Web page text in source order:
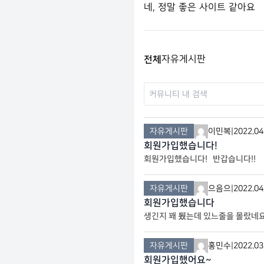
네, 정말 좋은 사이트 같아요
전체 자유게시판
자유게시판 이민복
회원가입했습니다!
회원가입했습니다! 반갑습니다!!
자유게시판 으음으
회원가입했습니다
생긴지 꽤 됬는데 있느줄을 몰랐네
자유게시판 홍민수
회원가입했어요~